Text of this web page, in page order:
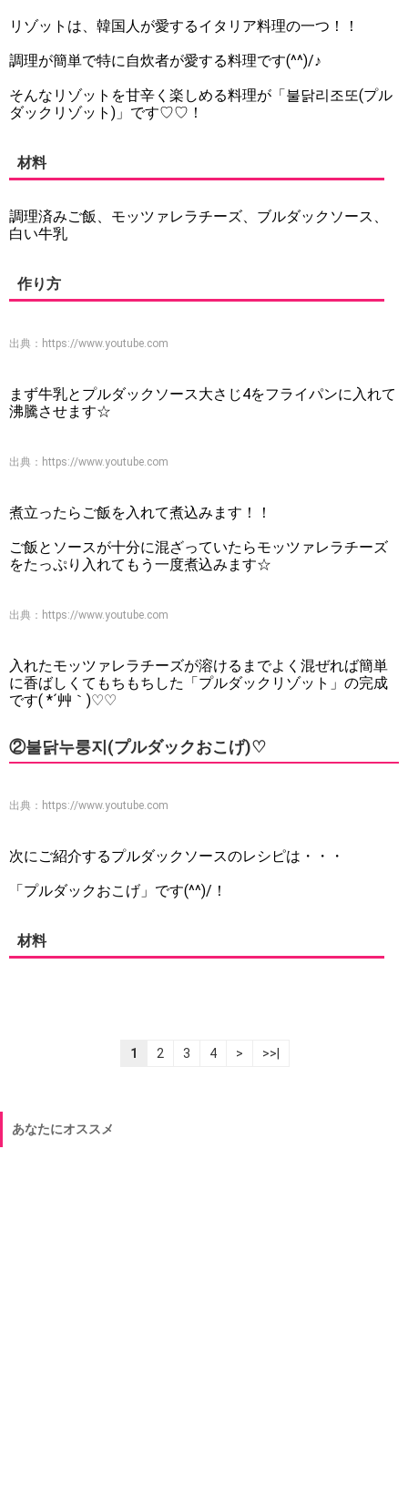
リゾットは、韓国人が愛するイタリア料理の一つ！！
調理が簡単で特に自炊者が愛する料理です(^^)/♪
そんなリゾットを甘辛く楽しめる料理が「불닭리조또(プル
ダックリゾット)」です♡♡！
材料
調理済みご飯、モッツァレラチーズ、ブルダックソース、
白い牛乳
作り方
出典： https://www.youtube.com
まず牛乳とプルダックソース大さじ4をフライパンに入れて
沸騰させます☆
出典： https://www.youtube.com
煮立ったらご飯を入れて煮込みます！！
ご飯とソースが十分に混ざっていたらモッツァレラチーズ
をたっぷり入れてもう一度煮込みます☆
出典： https://www.youtube.com
入れたモッツァレラチーズが溶けるまでよく混ぜれば簡単
に香ばしくてもちもちした「プルダックリゾット」の完成
です( *´艸｀)♡♡
②불닭누룽지(プルダックおこげ)♡
出典： https://www.youtube.com
次にご紹介するプルダックソースのレシピは・・・
「プルダックおこげ」です(^^)/！
材料
1 2 3 4 > >>|
あなたにオススメ